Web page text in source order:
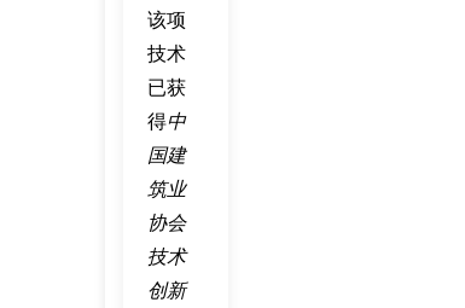
该项
技术
已获
得中
国建
筑业
协会
技术
创新